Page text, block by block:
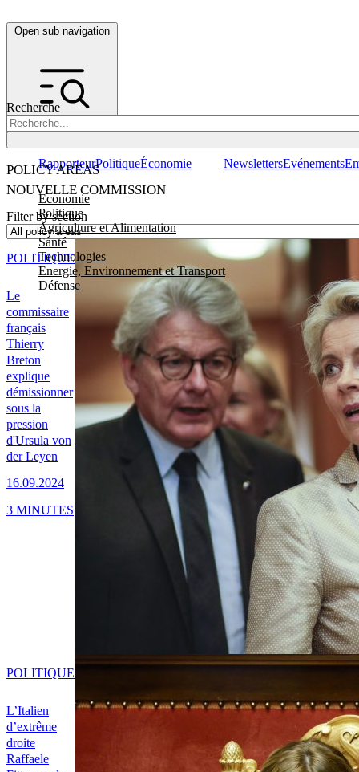
Open sub navigation
Recherche
POLICY AREAS
Economie
Politique
Agriculture et Alimentation
Santé
Technologies
Energie, Environnement et Transport
Défense
RapporteurPolitiqueÉconomie NewslettersEvénements
NOUVELLE COMMISSION
Filter by section
Le
commissaire
français
Thierry
Breton
explique
démissionner
sous la
pression
d'Ursula von
der Leyen
16.09.2024
POLITIQUE
3 MINUTES
L’Italien
d’extrême
droite
Raffaele
POLITIQUE